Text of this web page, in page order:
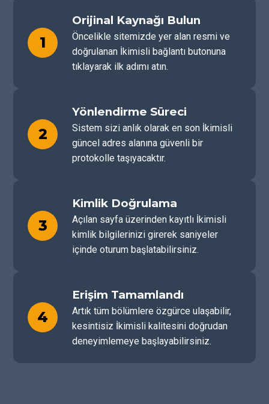
1
Orijinal Kaynağı Bulun
Öncelikle sitemizde yer alan resmi ve
doğrulanan İkimisli bağlantı butonuna
tıklayarak ilk adımı atın.
2
Yönlendirme Süreci
Sistem sizi anlık olarak en son İkimisli
güncel adres alanına güvenli bir
protokolle taşıyacaktır.
3
Kimlik Doğrulama
Açılan sayfa üzerinden kayıtlı İkimisli
kimlik bilgilerinizi girerek saniyeler
içinde oturum başlatabilirsiniz.
4
Erişim Tamamlandı
Artık tüm bölümlere özgürce ulaşabilir,
kesintisiz İkimisli kalitesini doğrudan
deneyimlemeye başlayabilirsiniz.